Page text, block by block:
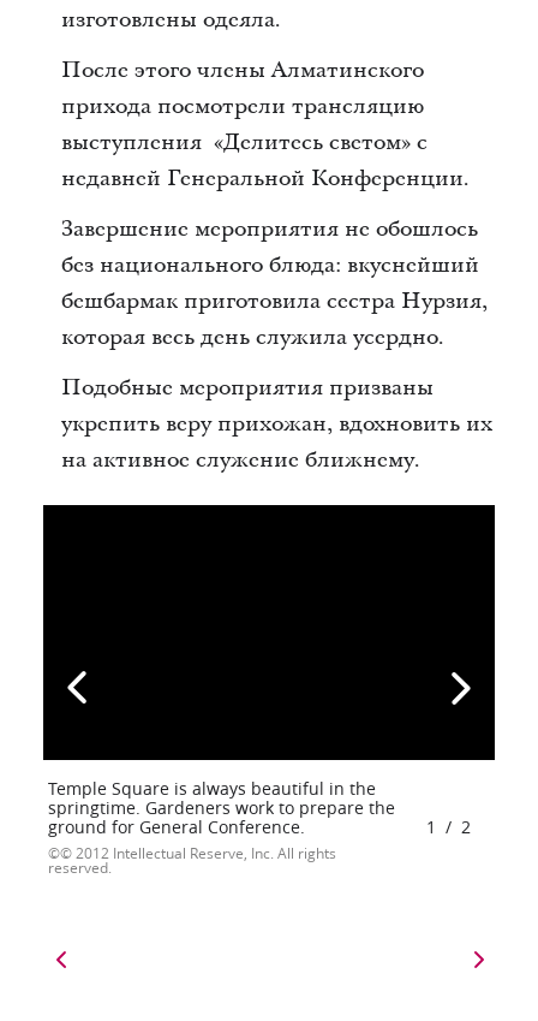
изготовлены одеяла.
После этого члены Алматинского
прихода посмотрели трансляцию
выступления «Делитесь светом» с
недавней Генеральной Конференции.
Завершение мероприятия не обошлось
без национального блюда: вкуснейший
бешбармак приготовила сестра Нурзия,
которая весь день служила усердно.
Подобные мероприятия призваны
укрепить веру прихожан, вдохновить их
на активное служение ближнему.
Temple Square is always beautiful in the
springtime. Gardeners work to prepare the
ground for General Conference.
© 2012 Intellectual Reserve, Inc. All rights
reserved.
1 / 2